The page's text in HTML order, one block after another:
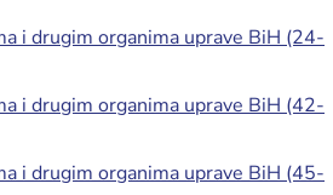
i drugim organima uprave BiH (24-
i drugim organima uprave BiH (42-
i drugim organima uprave BiH (45-